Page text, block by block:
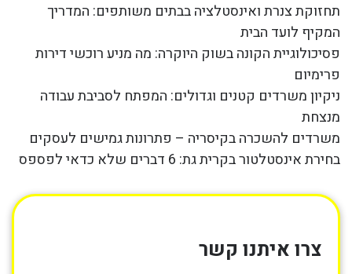
תחזוקת צנרת ואינסטלציה בבתים משותפים: המדריך
המקיף לועד הבית
פסיכולוגיית הקונה בשוק היוקרה: מה מניע רוכשי דירות
פרימיום
ניקיון משרדים קטנים וגדולים: המפתח לסביבת עבודה
מנצחת
משרדים להשכרה בקיסריה – פתרונות גמישים לעסקים
בחירת אינסטלטור בקרית גת: 6 דברים שלא כדאי לפספס
צרו איתנו קשר